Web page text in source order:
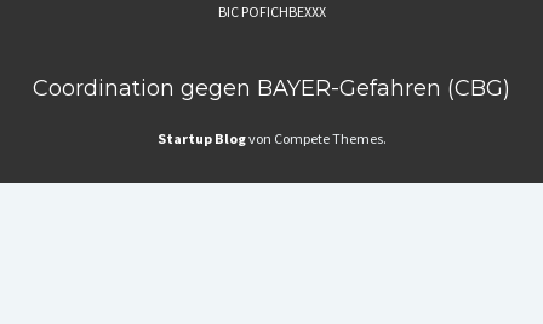
BIC POFICHBEXXX
Coordination gegen BAYER-Gefahren (CBG)
Startup Blogvon Compete Themes.